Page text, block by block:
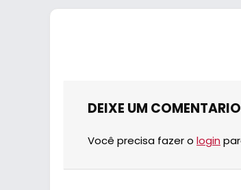
DEIXE UM COMENTARIO
Você precisa fazer o login